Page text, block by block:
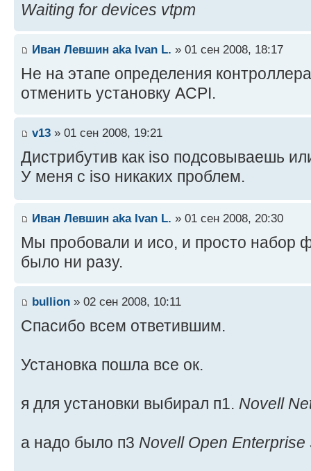
Waiting for devices vtpm
Иван Левшин aka Ivan L. » 01 сен 2008, 18:17
Не на этапе определения
отменить установку ACPI.
v13 » 01 сен 2008, 19:21
Дистрибутив как iso подсовываешь
У меня с iso никаких проблем.
Иван Левшин aka Ivan L. » 01 сен 2008, 20:30
Мы пробовали и исо, и просто набор
было ни разу.
bullion » 02 сен 2008, 10:11
Спасибо всем ответившим.
Установка пошла все ок.
я для установки выбирал п1. Novell
а надо было п3 Novell Open